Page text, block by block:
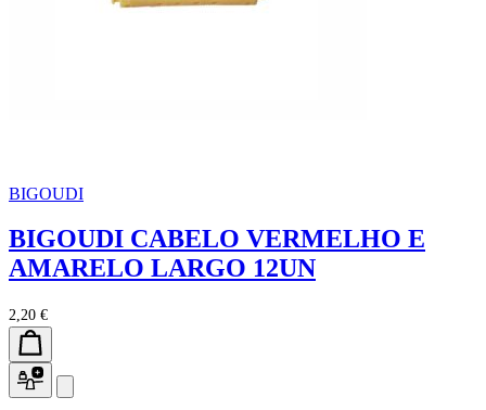
BIGOUDI
BIGOUDI CABELO VERMELHO E
AMARELO LARGO 12UN
2,20 €